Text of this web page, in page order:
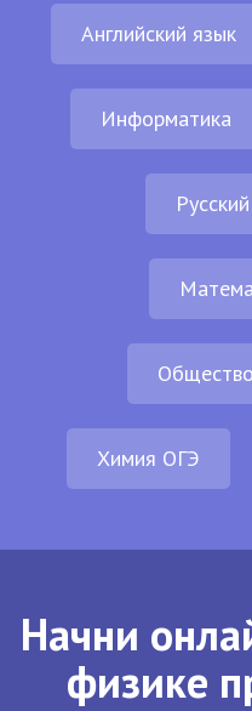
Английский язык
Информатика
Химия ОГЭ
Начни
физике